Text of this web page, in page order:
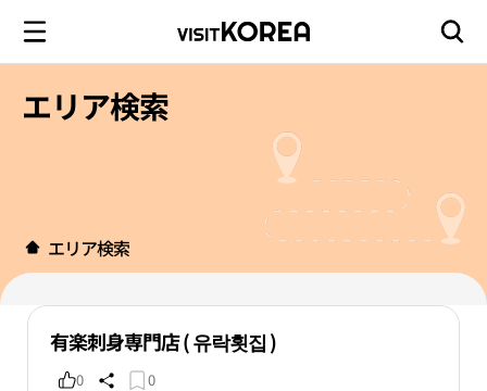
エリア検索
エリア検索
有楽刺身専門店 ( 유락횟집 )
0 0